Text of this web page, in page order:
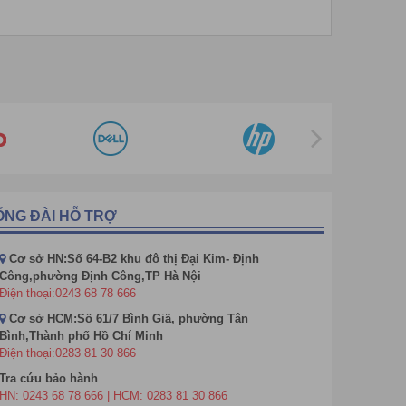
không cho tay vào được, đồng thời có khả năng
ĐÀI HỖ TRỢ
Cơ sở HN:Số 64-B2 khu đô thị Đại Kim- Định
Công,phường Định Công,TP Hà Nội
Điện thoại:0243 68 78 666
Cơ sở HCM:Số 61/7 Bình Giã, phường Tân
Bình,Thành phố Hồ Chí Minh
Điện thoại:0283 81 30 866
Tra cứu bảo hành
HN: 0243 68 78 666 | HCM: 0283 81 30 866